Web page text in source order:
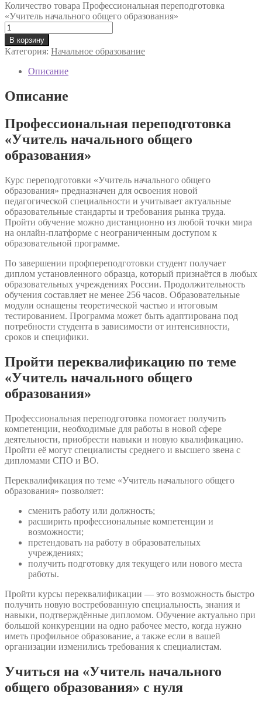
Количество товара Профессиональная переподготовка
«Учитель начального общего образования»
В корзину
Категория: Начальное образование
Описание
Описание
Профессиональная переподготовка
«Учитель начального общего
образования»
Курс переподготовки «Учитель начального общего
образования» предназначен для освоения новой
педагогической специальности и учитывает актуальные
образовательные стандарты и требования рынка труда.
Пройти обучение можно дистанционно из любой точки мира
на онлайн-платформе с неограниченным доступом к
образовательной программе.
По завершении профпереподготовки студент получает
диплом установленного образца, который признаётся в любых
образовательных учреждениях России. Продолжительность
обучения составляет не менее 256 часов. Образовательные
модули оснащены теоретической частью и итоговым
тестированием. Программа может быть адаптирована под
потребности студента в зависимости от интенсивности,
сроков и специфики.
Пройти переквалификацию по теме
«Учитель начального общего
образования»
Профессиональная переподготовка помогает получить
компетенции, необходимые для работы в новой сфере
деятельности, приобрести навыки и новую квалификацию.
Пройти её могут специалисты среднего и высшего звена с
дипломами СПО и ВО.
Переквалификация по теме «Учитель начального общего
образования» позволяет:
сменить работу или должность;
расширить профессиональные компетенции и
возможности;
претендовать на работу в образовательных
учреждениях;
получить подготовку для текущего или нового места
работы.
Пройти курсы переквалификации — это возможность быстро
получить новую востребованную специальность, знания и
навыки, подтверждённые дипломом. Обучение актуально при
большой конкуренции на одно рабочее место, когда нужно
иметь профильное образование, а также если в вашей
организации изменились требования к специалистам.
Учиться на «Учитель начального
общего образования» с нуля